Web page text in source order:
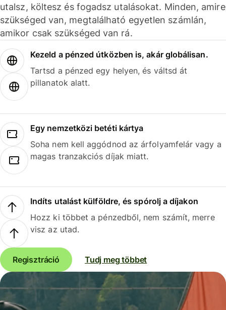
utalsz, költesz és fogadsz utalásokat. Minden, amire
szükséged van, megtalálható egyetlen számlán,
amikor csak szükséged van rá.
Kezeld a pénzed útközben is, akár globálisan.
Tartsd a pénzed egy helyen, és váltsd át
pillanatok alatt.
Egy nemzetközi betéti kártya
Soha nem kell aggódnod az árfolyamfelár vagy a
magas tranzakciós díjak miatt.
Indíts utalást külföldre, és spórolj a díjakon
Hozz ki többet a pénzedből, nem számít, merre
visz az utad.
Regisztráció Tudj meg többet